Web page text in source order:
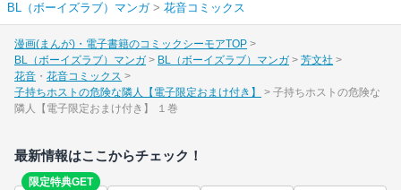
BL（ボーイズラブ）マンガ> 花音コミックス
漫画(まんが)・電子書籍のコミックシーモアTOP
BL（ボーイズラブ）マンガ
BL（ボーイズラブ）マンガ
芳文社
花音
花音コミックス
子持ちホストの危険な隣人【電子限定おまけ付き】
子持ちホストの危険な
隣人【電子限定おまけ付き】 １巻
最新情報はここからチェック！
限定特典GET